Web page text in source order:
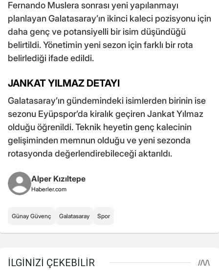
Fernando Muslera sonrası yeni yapılanmayı
planlayan Galatasaray’ın ikinci kaleci pozisyonu için
daha genç ve potansiyelli bir isim düşündüğü
belirtildi. Yönetimin yeni sezon için farklı bir rota
belirlediği ifade edildi.
JANKAT YILMAZ DETAYI
Galatasaray’ın gündemindeki isimlerden birinin ise
sezonu Eyüpspor’da kiralık geçiren Jankat Yılmaz
olduğu öğrenildi. Teknik heyetin genç kalecinin
gelişiminden memnun olduğu ve yeni sezonda
rotasyonda değerlendirebileceği aktarıldı.
Alper Kızıltepe
Haberler.com
Günay Güvenç Galatasaray Spor